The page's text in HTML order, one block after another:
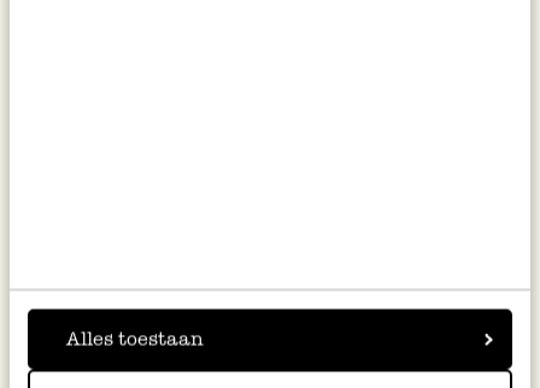
Alles toestaan